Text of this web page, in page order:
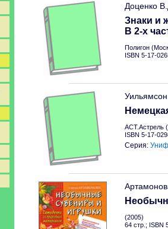
Доценко
Знаки и
В 2-х
Полигон
ISBN 5-17-
АСТ.Астрель
ISBN 5-17-
Серия:
(2005)
64 стр.; ISBN